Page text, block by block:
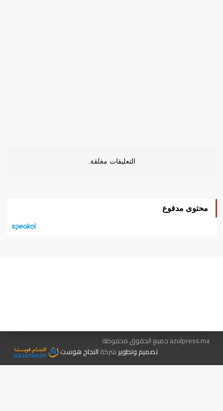
التعليقات مغلقة.
محتوى مدفوع
azulpress.ma جميع الحقوق محفوظة
تصميم وتطويرشركةالنجاح هوست